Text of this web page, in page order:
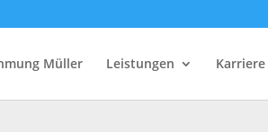
Müller Leistungen Karriere